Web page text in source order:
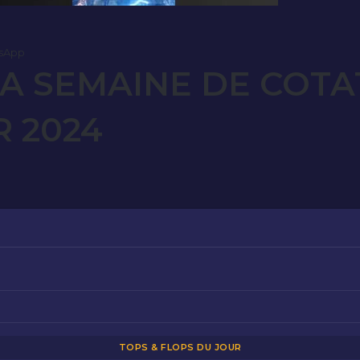
SEMAINE DE
2024
TOPS & FLOPS DU JOUR